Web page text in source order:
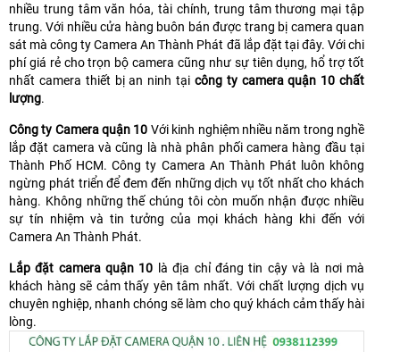
nhiều trung tâm văn hóa, tài chính, trung tâm thương mại tập
trung. Với nhiều cửa hàng buôn bán được trang bị camera quan
sát mà công ty Camera An Thành Phát đã lắp đặt tại đây. Với chi
phí giá rẻ cho trọn bộ camera cũng như sự tiên dụng, hổ trợ tốt
nhất camera thiết bị an ninh tại công ty camera quận 10 chất
lượng.
Công ty Camera quận 10 Với kinh nghiệm nhiều năm trong nghề
lắp đặt camera và cũng là nhà phân phối camera hàng đầu tại
Thành Phố HCM. Công ty Camera An Thành Phát luôn không
ngừng phát triển để đem đến những dịch vụ tốt nhất cho khách
hàng. Không những thế chúng tôi còn muốn nhận được nhiều
sự tín nhiệm và tin tưởng của mọi khách hàng khi đến với
Camera An Thành Phát.
Lắp đặt camera quận 10 là địa chỉ đáng tin cậy và là nơi mà
khách hàng sẽ cảm thấy yên tâm nhất. Với chất lượng dịch vụ
chuyên nghiệp, nhanh chóng sẽ làm cho quý khách cảm thấy hài
lòng.